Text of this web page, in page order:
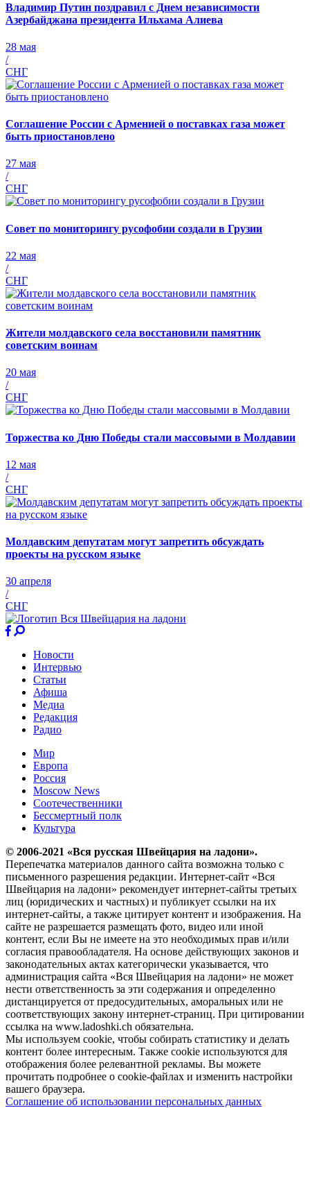
Владимир Путин поздравил с Днем независимости
Азербайджана президента Ильхама Алиева
28 мая
/
СНГ
Соглашение России с Арменией о поставках газа может
быть приостановлено
27 мая
/
СНГ
Совет по мониторингу русофобии создали в Грузии
22 мая
/
СНГ
Жители молдавского села восстановили памятник
советским воинам
20 мая
/
СНГ
Торжества ко Дню Победы стали массовыми в Молдавии
12 мая
/
СНГ
Молдавским депутатам могут запретить обсуждать
проекты на русском языке
30 апреля
/
СНГ
Новости
Интервью
Статьи
Афиша
Медиа
Редакция
Радио
Мир
Европа
Россия
Moscow News
Соотечественники
Бессмертный полк
Культура
© 2006-2021 «Вся русская Швейцария на ладони».
Перепечатка материалов данного сайта возможна только с
письменного разрешения редакции. Интернет-сайт «Вся
Швейцария на ладони» рекомендует интернет-сайты третьих
лиц (юридических и частных) и публикует ссылки на их
интернет-сайты, а также цитирует контент и изображения. На
сайте не разрешается размещать фото, видео или иной
контент, если Вы не имеете на это необходимых прав и/или
согласия правообладателя. На основе действующих законов и
законодательных актах категорически указывается, что
администрация сайта «Вся Швейцария на ладони» не может
нести ответственность за эти содержания и определенно
дистанцируется от предосудительных, аморальных или не
соответствующих закону интернет-страниц. При цитировании
ссылка на www.ladoshki.ch обязательна.
Мы используем cookie, чтобы собирать статистику и делать
контент более интересным. Также cookie используются для
отображения более релевантной рекламы. Вы можете
прочитать подробнее о cookie-файлах и изменить настройки
вашего браузера.
Соглашение об использовании персональных данных